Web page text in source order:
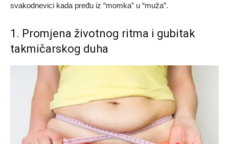
svakodnevici kada pređu iz “momka” u “muža”.
1. Promjena životnog ritma i gubitak
takmičarskog duha